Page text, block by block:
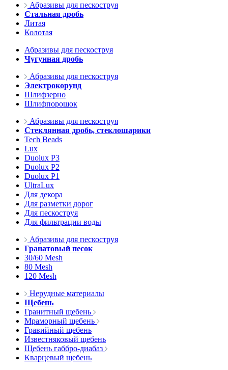
Абразивы для пескоструя
Стальная дробь
Литая
Колотая
Абразивы для пескоструя
Чугунная дробь
Абразивы для пескоструя
Электрокорунд
Шлифзерно
Шлифпорошок
Абразивы для пескоструя
Стеклянная дробь, стеклошарики
Tech Beads
Lux
Duolux P3
Duolux P2
Duolux P1
UltraLux
Для декора
Для разметки дорог
Для пескоструя
Для фильтрации воды
Абразивы для пескоструя
Гранатовый песок
30/60 Mesh
80 Mesh
120 Mesh
Нерудные материалы
Щебень
Гранитный щебень
Мраморный щебень
Гравийный щебень
Известняковый щебень
Щебень габбро-диабаз
Кварцевый щебень